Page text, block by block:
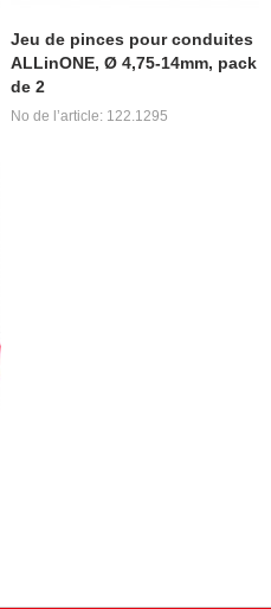
Jeu de pinces pour conduites
ALLinONE, Ø 4,75-14mm, pack
de 2
No de l’article: 122.1295